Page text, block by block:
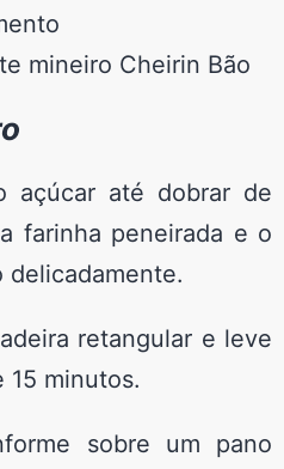
mineiro Cheirin Bão
açúcar até dobrar de
farinha peneirada e o
retangular e leve
15 minutos.
sobre um pano